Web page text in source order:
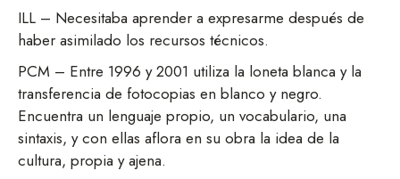
ILL – Necesitaba aprender a expresarme después de
haber asimilado los recursos técnicos.
PCM – Entre 1996 y 2001 utiliza la loneta blanca y la
transferencia de fotocopias en blanco y negro.
Encuentra un lenguaje propio, un vocabulario, una
sintaxis, y con ellas aflora en su obra la idea de la
cultura, propia y ajena.